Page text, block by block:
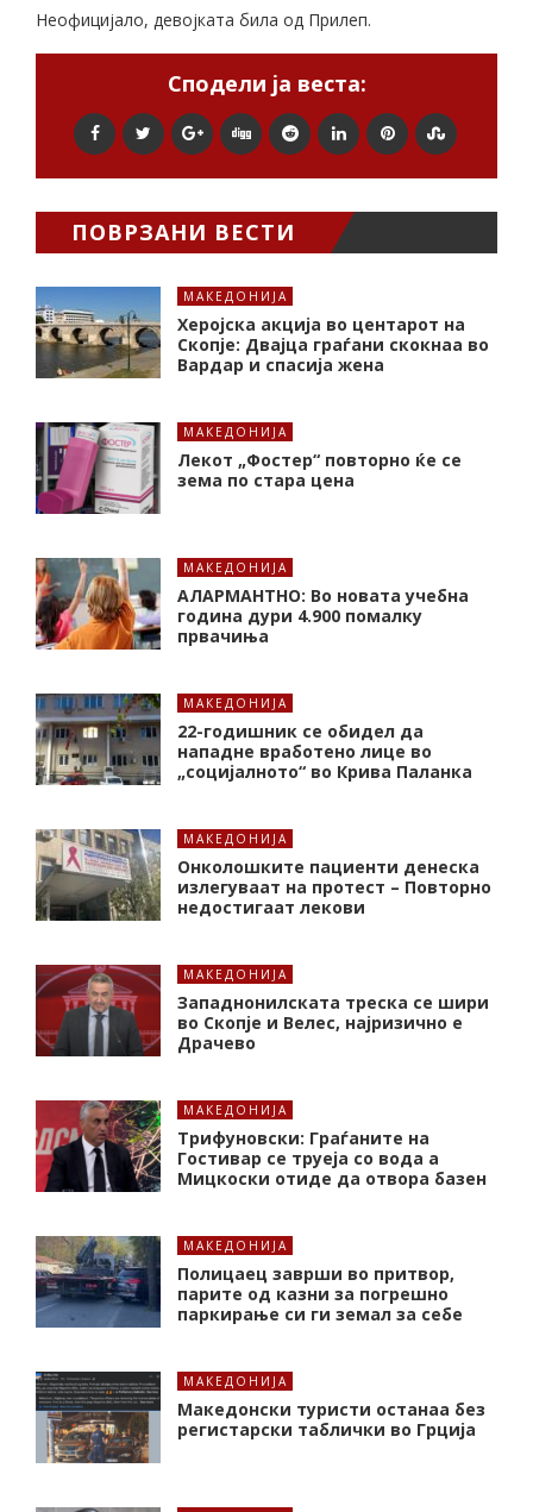
Неофицијало, девојката била од Прилеп.
Сподели ја веста:
ПОВРЗАНИ ВЕСТИ
МАКЕДОНИЈА
Херојска акција во центарот на
Скопје: Двајца граѓани скокнаа во
Вардар и спасија жена
МАКЕДОНИЈА
Лекот „Фостер“ повторно ќе се
зема по стара цена
МАКЕДОНИЈА
АЛАРМАНТНО: Во новата учебна
година дури 4.900 помалку
првачиња
МАКЕДОНИЈА
22-годишник се обидел да
нападне вработено лице во
„социјалното“ во Крива Паланка
МАКЕДОНИЈА
Онколошките пациенти денеска
излегуваат на протест – Повторно
недостигаат лекови
МАКЕДОНИЈА
Западнонилската треска се шири
во Скопје и Велес, најризично е
Драчево
МАКЕДОНИЈА
Трифуновски: Граѓаните на
Гостивар се труеја со вода а
Мицкоски отиде да отвора базен
МАКЕДОНИЈА
Полицаец заврши во притвор,
парите од казни за погрешно
паркирање си ги земал за себе
МАКЕДОНИЈА
Македонски туристи останаа без
регистарски таблички во Грција